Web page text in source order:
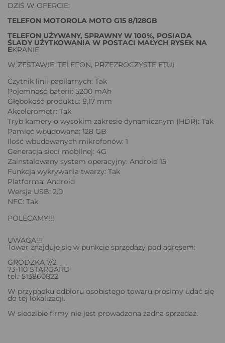
DZIŚ W OFERCIE:
TELEFON MOTOROLA MOTO G15 8/128GB
TELEFON UŻYWANY, SPRAWNY W 100%, POSIADA
ŚLADY UŻYTKOWANIA W POSTACI MAŁYCH RYSEK NA
EKRANIE
W ZESTAWIE: TELEFON, PRZEZROCZYSTE ETUI
Czytnik linii papilarnych: Tak
Pojemność baterii: 5200 mAh
Głębokość produktu: 8,17 mm
Akcelerometr: Tak
Tryb kamery o wysokim zakresie dynamicznym (HDR): Tak
Pamięć wbudowana: 128 GB
Ilość wbudowanych mikrofonów: 1
Generacja sieci mobilnej: 4G
Zainstalowany system operacyjny: Android 15
Funkcja wykrywania twarzy: Tak
Platforma: Android
Wersja USB: 2.0
NFC: Tak
POLECAMY!!!
UWAGA!!!
Towar znajduje się w punkcie sprzedaży pod adresem:
GRODZKA 7/2
73-110 STARGARD
tel.: 513860822
W przypadku odbioru osobistego towaru prosimy udać się
do tej lokalizacji.
W siedzibie firmy nie jest prowadzona żadna sprzedaż.